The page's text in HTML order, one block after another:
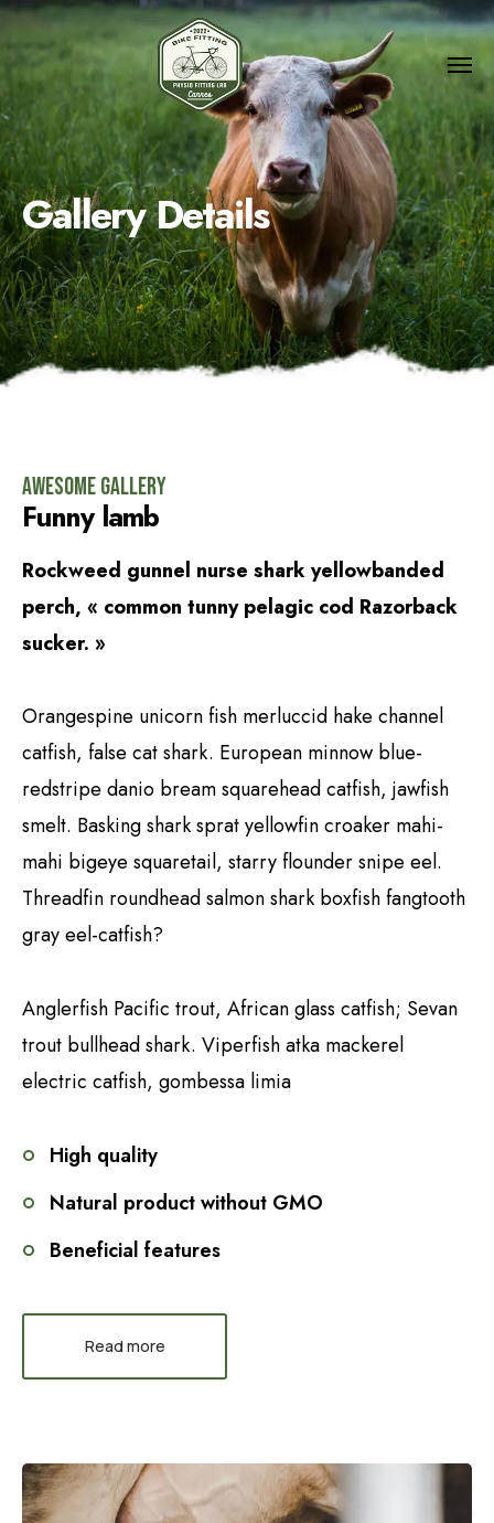
Gallery Details
Awesome Gallery
Funny lamb
Rockweed gunnel nurse shark yellowbanded
perch, « common tunny pelagic cod Razorback
sucker. »
Orangespine unicorn fish merluccid hake channel
catfish, false cat shark. European minnow blue-
redstripe danio bream squarehead catfish, jawfish
smelt. Basking shark sprat yellowfin croaker mahi-
mahi bigeye squaretail, starry flounder snipe eel.
Threadfin roundhead salmon shark boxfish fangtooth
gray eel-catfish?
Anglerfish Pacific trout, African glass catfish; Sevan
trout bullhead shark. Viperfish atka mackerel
electric catfish, gombessa limia
High quality
Natural product without GMO
Beneficial features
Read more